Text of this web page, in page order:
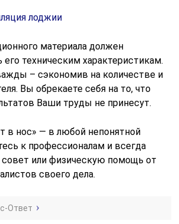
материала должен
техническим характеристикам.
– сэкономив на количестве и
Вы обрекаете себя на то, что
Ваши труды не принесут.
в нос» — в любой непонятной
к профессионалам и всегда
совет или физическую помощь от
своего дела.
Ответ